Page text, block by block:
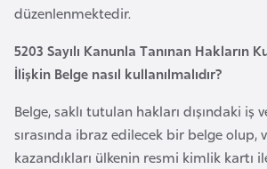
düzenlenmektedir.
5203 Sayılı Kanunla Tanınan Hakların
İlişkin Belge nasıl kullanılmalıdır?
Belge, saklı tutulan hakları dışındaki iş
sırasında ibraz edilecek bir belge olup,
kazandıkları ülkenin resmi kimlik kartı
a
b
o
ç
y
a